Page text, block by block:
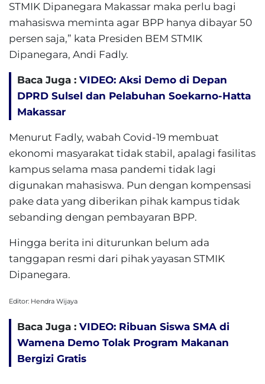
STMIK Dipanegara Makassar maka perlu bagi
mahasiswa meminta agar BPP hanya dibayar 50
persen saja,” kata Presiden BEM STMIK
Dipanegara, Andi Fadly.
Baca Juga : VIDEO: Aksi Demo di Depan
DPRD Sulsel dan Pelabuhan Soekarno-Hatta
Makassar
Menurut Fadly, wabah Covid-19 membuat
ekonomi masyarakat tidak stabil, apalagi fasilitas
kampus selama masa pandemi tidak lagi
digunakan mahasiswa. Pun dengan kompensasi
pake data yang diberikan pihak kampus tidak
sebanding dengan pembayaran BPP.
Hingga berita ini diturunkan belum ada
tanggapan resmi dari pihak yayasan STMIK
Dipanegara.
Editor: Hendra Wijaya
Baca Juga : VIDEO: Ribuan Siswa SMA di
Wamena Demo Tolak Program Makanan
Bergizi Gratis